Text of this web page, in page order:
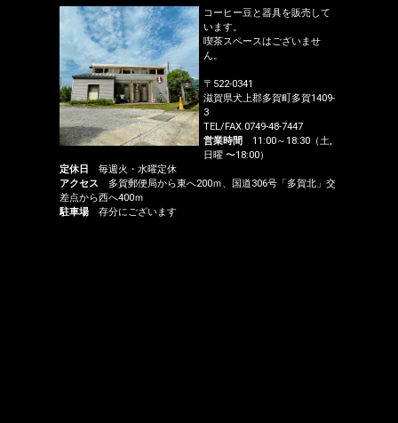
コーヒー豆と器具を販売して
います。
喫茶スペースはございませ
ん。
〒522-0341
滋賀県犬上郡多賀町多賀1409-
3
TEL/FAX.0749-48-7447
営業時間 11:00～18:30（土,
日曜 〜18:00）
定休日 毎週火・水曜定休
アクセス 多賀郵便局から東へ200ｍ、国道306号「多賀北」交
差点から西へ400ｍ
駐車場 存分にございます